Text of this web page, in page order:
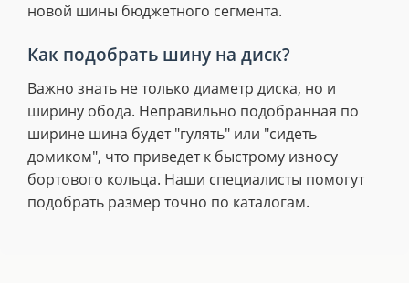
новой шины бюджетного сегмента.
Как подобрать шину на диск?
Важно знать не только диаметр диска, но и
ширину обода. Неправильно подобранная по
ширине шина будет "гулять" или "сидеть
домиком", что приведет к быстрому износу
бортового кольца. Наши специалисты помогут
подобрать размер точно по каталогам.